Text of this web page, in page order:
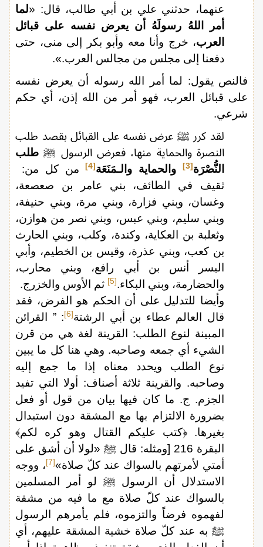
عنهما، حدثني علي بن أبي طالب، قال: «لما
أمر اللهُ رسولَهُ أن يعرض نفسه على قبائل
العرب، خرج وأنا معه وأبو بكر إلى منى، حتى
دفعنا إلى مجلس من مجالس العرب.».
فالنص يقول: لما أمر الله رسوله أن يعرض نفسه
على قبائل العرب، فهو أمر من الله إذن، أي حكم
شرعي.
لقد كرر ﷺ عرض نفسه على القبائل بقصد طلب
النصرة والحماية منها، فعرض الرسول ﷺ طلب
النُّصْرَة[3] والحماية والـمَنَعَة[4]
من كل من:
ثقيف في الطائف، بني عامر بن صعصعة،
وغسان، وبني فزارة، وبني مرة، وبني حنيفة،
وبني سليم، وبني عبس، وبني نصر من هوازن،
وثعلبة بن العكاية، وكندة، وكلب، وبني الحارث
بن كعب، وبني عذرة، وقيس بن الخطيم، وأبي
اليسر أنس بن أبي رافع، وبني محارب،
والحضارمة، وبني البكاء.[5]
ثم الأوس والخزرج.
وأيضا للتدليل على أن الحكم هو الفرض، فقد
قال العالم عطاء بن أبي الرشتة[6]
: ” القرائن
المبينة لنوع الطلب: القرينة لغة هي من قرن
الشيء أي جمعه وصاحبه. وهي هنا كل ما يبين
نوع الطلب ويحدد معناه إذا ما جمع إليه
وصاحبه. والقرينة ثلاثة أصناف: أولا التي تفيد
الجزم. ج. ما كان فيها بيان من قول أو فعل
بضرورة الالتزام بها مع المشقة دون استبدال
بغيرها. ﴿كتب عليكم القتال وهو كره لكم﴾
البقرة 216 [ومثله: قال ﷺ «لولا أن أشق على
أمتي لأمرتهم بالسواك عند كلّ صلاة»[7]
، ووجه
الاستدلال أن الرسول ﷺ لو أمر المسلمين
بالسواك عند كلّ صلاة مع ما فيه من مشقة
لفهموه فرضاً والتزموه، فلم يأمرهم الرسول
ﷺ به عند كلّ صلاة خشية المشقة عليهم، أي